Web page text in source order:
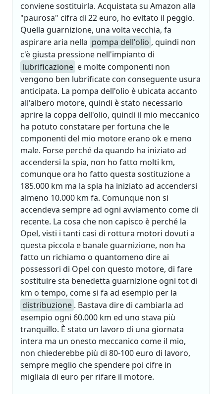
conviene sostituirla. Acquistata su Amazon alla
"paurosa" cifra di 22 euro, ho evitato il peggio.
Quella guarnizione, una volta vecchia, fa
aspirare aria nella pompa dell'olio , quindi non
c'è giusta pressione nell'impianto di
lubrificazione e molte componenti non
vengono ben lubrificate con conseguente usura
anticipata. La pompa dell'olio è ubicata accanto
all'albero motore, quindi è stato necessario
aprire la coppa dell'olio, quindi il mio meccanico
ha potuto constatare per fortuna che le
componenti del mio motore erano ok e meno
male. Forse perché da quando ha iniziato ad
accendersi la spia, non ho fatto molti km,
comunque ora ho fatto questa sostituzione a
185.000 km ma la spia ha iniziato ad accendersi
almeno 10.000 km fa. Comunque non si
accendeva sempre ad ogni avviamento come di
recente. La cosa che non capisco è perché la
Opel, visti i tanti casi di rottura motori dovuti a
questa piccola e banale guarnizione, non ha
fatto un richiamo o quantomeno dire ai
possessori di Opel con questo motore, di fare
sostituire sta benedetta guarnizione ogni tot di
km o tempo, come si fa ad esempio per la
distribuzione . Bastava dire di cambiarla ad
esempio ogni 60.000 km ed uno stava più
tranquillo. È stato un lavoro di una giornata
intera ma un onesto meccanico come il mio,
non chiederebbe più di 80-100 euro di lavoro,
sempre meglio che spendere poi cifre in
migliaia di euro per rifare il motore.